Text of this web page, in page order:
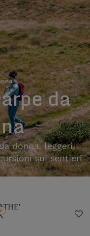
da
donna, leggeri,
sui sentieri